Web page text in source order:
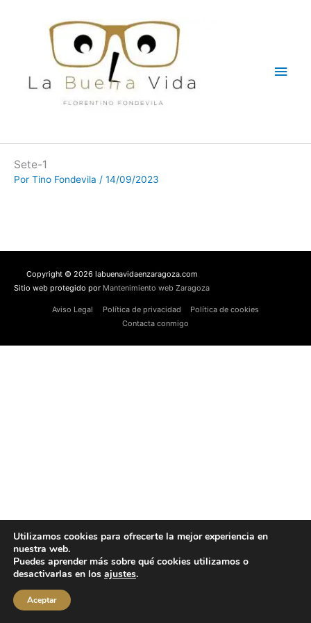
Sete-1
Por Tino Fondevila / 14/09/2023
Copyright © 2026 labuenavidaenzaragoza.com
Sitio web protegido por Mantenimiento web Zaragoza
Aviso Legal Política de privacidad
Política de cookies
Contacta conmigo
Utilizamos cookies para ofrecerte la mejor experiencia en
nuestra web.
Puedes aprender más sobre qué cookies utilizamos o
desactivarlas en los ajustes.
Aceptar